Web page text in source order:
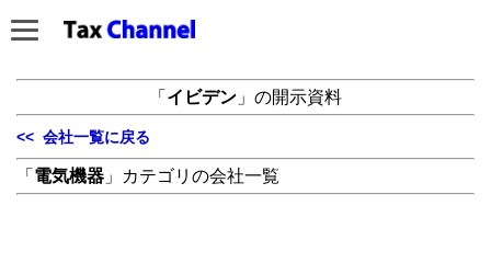
「 イビデン 」の開示資料
<< 会社一覧に戻る
「 電気機器 」カテゴリの会社一覧